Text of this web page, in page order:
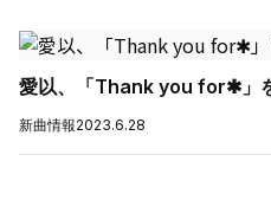
愛以、「Thank you for✱」
新曲情報2023.6.28